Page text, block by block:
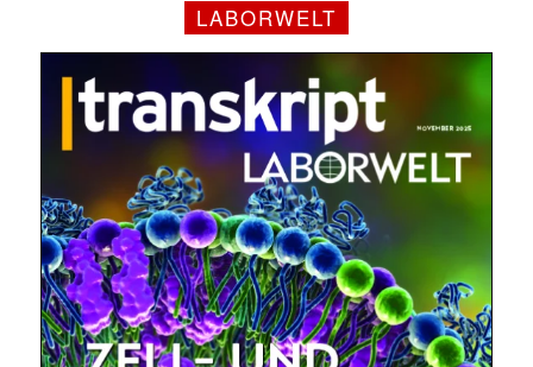
LABORWELT